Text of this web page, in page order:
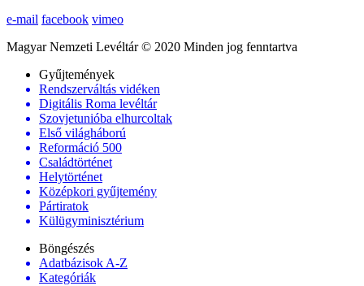
e-mail facebook vimeo
Magyar Nemzeti Levéltár © 2020 Minden jog fenntartva
Gyűjtemények
Rendszerváltás vidéken
Digitális Roma levéltár
Szovjetunióba elhurcoltak
Első világháború
Reformáció 500
Családtörténet
Helytörténet
Középkori gyűjtemény
Pártiratok
Külügyminisztérium
Böngészés
Adatbázisok A-Z
Kategóriák